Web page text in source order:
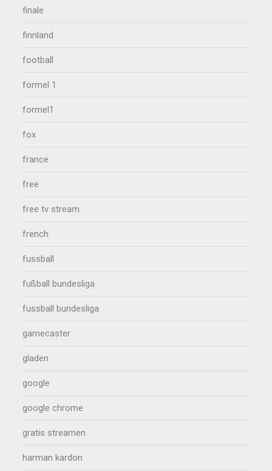
finale
finnland
football
formel 1
formel1
fox
france
free
free tv stream
french
fussball
fußball bundesliga
fussball bundesliga
gamecaster
gladen
google
google chrome
gratis streamen
harman kardon